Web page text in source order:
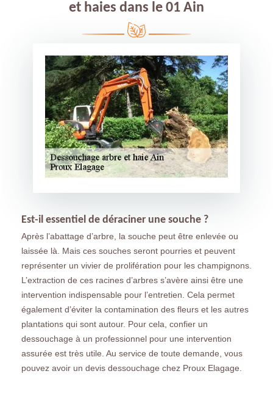
et haies dans le 01 Ain
Est-il essentiel de déraciner une souche ?
Après l’abattage d’arbre, la souche peut être enlevée ou
laissée là. Mais ces souches seront pourries et peuvent
représenter un vivier de prolifération pour les champignons.
L’extraction de ces racines d’arbres s’avère ainsi être une
intervention indispensable pour l’entretien. Cela permet
également d’éviter la contamination des fleurs et les autres
plantations qui sont autour. Pour cela, confier un
dessouchage à un professionnel pour une intervention
assurée est très utile. Au service de toute demande, vous
pouvez avoir un devis dessouchage chez Proux Elagage.